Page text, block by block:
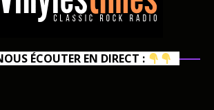
ÉCOUTER EN DIRECT :